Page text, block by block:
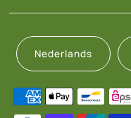
Nederlands